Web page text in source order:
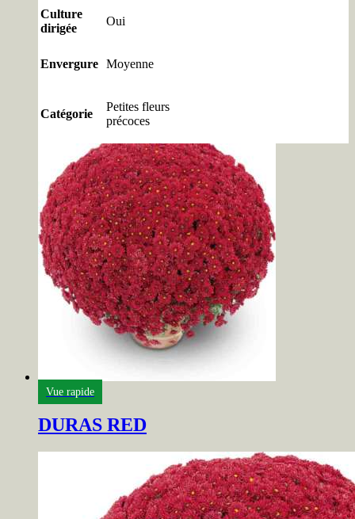
Culture
dirigée
Oui
Envergure Moyenne
Catégorie
Petites fleurs
précoces
Vue rapide
DURAS RED